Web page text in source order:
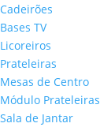
Cadeirões
Bases TV
Licoreiros
Prateleiras
Mesas de Centro
Módulo Prateleiras
Sala de Jantar